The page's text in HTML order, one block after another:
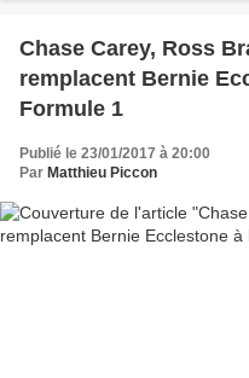
Chase Carey, Ross
remplacent Bernie
Formule 1
Publié le 23/01/2017 à 20:00
Par Matthieu Piccon